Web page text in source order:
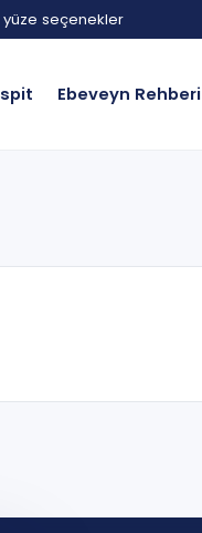
seçenekler
Ebeveyn Rehberi